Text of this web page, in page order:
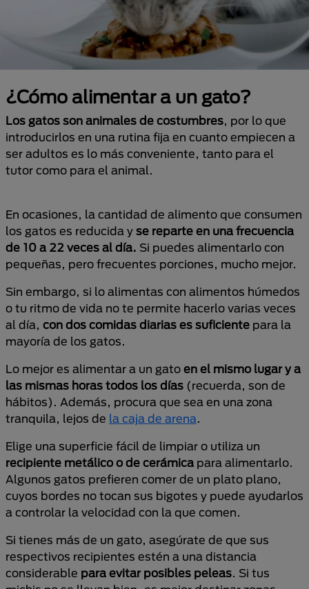
¿Cómo alimentar a un gato?
Los gatos son animales de costumbres, por lo que
introducirlos en una rutina fija en cuanto empiecen a
ser adultos es lo más conveniente, tanto para el
tutor como para el animal.
En ocasiones, la cantidad de alimento que consumen
los gatos es reducida y se reparte en una frecuencia
de 10 a 22 veces al día. Si puedes alimentarlo con
pequeñas, pero frecuentes porciones, mucho mejor.
Sin embargo, si lo alimentas con alimentos húmedos
o tu ritmo de vida no te permite hacerlo varias veces
al día, con dos comidas diarias es suficiente para la
mayoría de los gatos.
Lo mejor es alimentar a un gato en el mismo lugar y a
las mismas horas todos los días (recuerda, son de
hábitos). Además, procura que sea en una zona
tranquila, lejos de la caja de arena.
Elige una superficie fácil de limpiar o utiliza un
recipiente metálico o de cerámica para alimentarlo.
Algunos gatos prefieren comer de un plato plano,
cuyos bordes no tocan sus bigotes y puede ayudarlos
a controlar la velocidad con la que comen.
Si tienes más de un gato, asegúrate de que sus
respectivos recipientes estén a una distancia
considerable para evitar posibles peleas. Si tus